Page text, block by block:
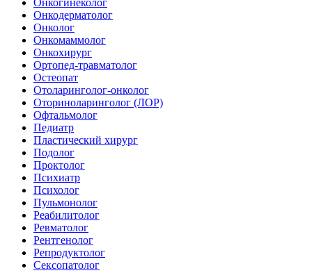
Онкогинеколог
Онкодерматолог
Онколог
Онкомаммолог
Онкохирург
Ортопед-травматолог
Остеопат
Отоларинголог-онколог
Оториноларинголог (ЛОР)
Офтальмолог
Педиатр
Пластический хирург
Подолог
Проктолог
Психиатр
Психолог
Пульмонолог
Реабилитолог
Ревматолог
Рентгенолог
Репродуктолог
Сексопатолог